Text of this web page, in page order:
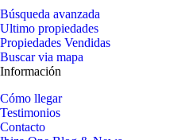
Búsqueda avanzada
Ultimo propiedades
Propiedades Vendidas
Buscar via mapa
Información
Cómo llegar
Testimonios
Contacto